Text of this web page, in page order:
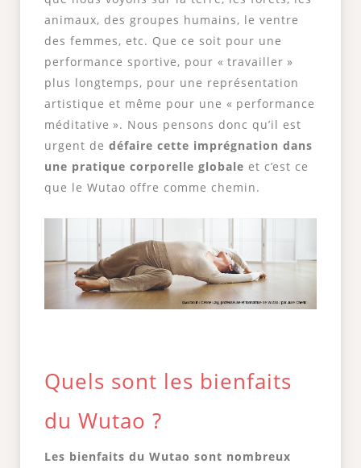
animaux, des groupes humains, le ventre
des femmes, etc. Que ce soit pour une
performance sportive, pour « travailler »
plus longtemps, pour une représentation
artistique et même pour une « performance
méditative ». Nous pensons donc qu’il est
urgent de défaire cette imprégnation dans
une pratique corporelle globale et c’est ce
que le Wutao offre comme chemin.
Quels sont les bienfaits
du Wutao ?
Les bienfaits du Wutao sont nombreux